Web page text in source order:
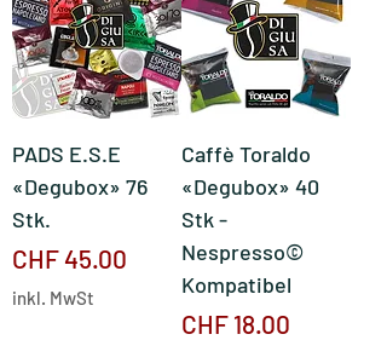
PADS E.S.E
«Degubox» 76
Stk.
Preis
CHF 45.00
inkl. MwSt
Caffè Toraldo
«Degubox» 40
Stk -
Nespresso©
Kompatibel
Preis
CHF 18.00